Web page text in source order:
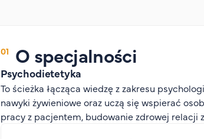
O specjalności
Psychodietetyka
To ścieżka łącząca wiedzę z zakresu
nawyki żywieniowe oraz uczą się wspierać
pracy z pacjentem, budowanie zdrowej relacji